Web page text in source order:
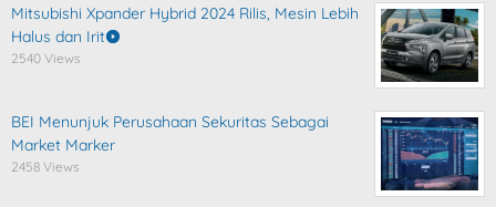
Mitsubishi Xpander Hybrid 2024 Rilis, Mesin Lebih
Halus dan Irit
2540 Views
BEI Menunjuk Perusahaan Sekuritas Sebagai
Market Marker
2458 Views